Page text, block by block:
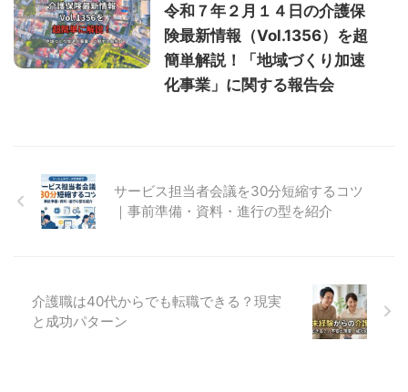
令和７年２月１４日の介護保
険最新情報（Vol.1356）を超
簡単解説！「地域づくり加速
化事業」に関する報告会
サービス担当者会議を30分短縮するコツ
｜事前準備・資料・進行の型を紹介
介護職は40代からでも転職できる？現実
と成功パターン